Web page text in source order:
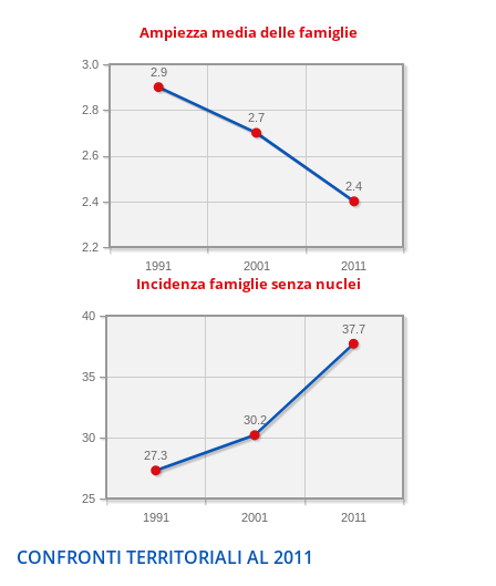
Ampiezza media delle famiglie
1991 2001 2011
2.2
2.4
2.6
2.8
3.0
2.4
2.7
2.9
Incidenza famiglie senza nuclei
1991 2001 2011
25
30
35
40
37.7
30.2
27.3
CONFRONTI TERRITORIALI AL 2011